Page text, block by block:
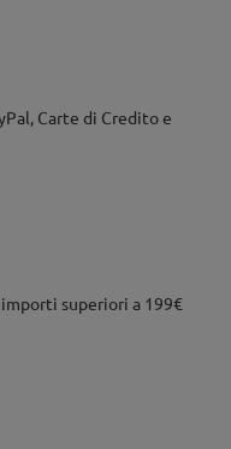
Carte di Credito e
superiori a 199€